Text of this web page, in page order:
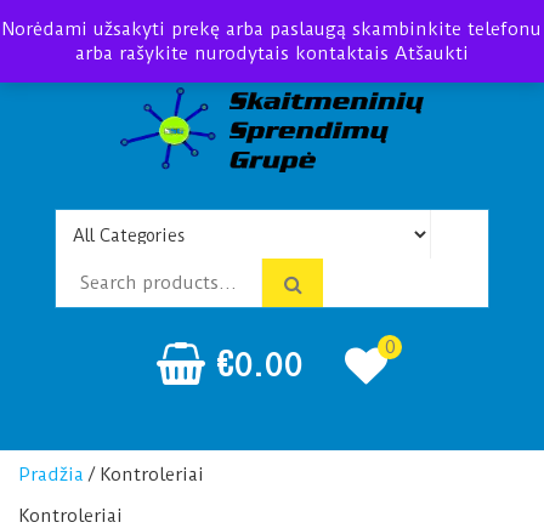
Telefonspynės Praėjimo
kontrolė
€0.00 0
Pradžia / Kontroleriai
Kontroleriai
Norėdami užsakyti prekę arba paslaugą skambinkite telefonu
arba rašykite nurodytais kontaktais Atšaukti